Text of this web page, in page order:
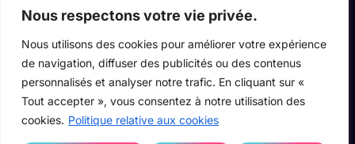
Nous respectons votre vie privée.
Nous utilisons des cookies pour améliorer votre expérience
de navigation, diffuser des publicités ou des contenus
personnalisés et analyser notre trafic. En cliquant sur «
Tout accepter », vous consentez à notre utilisation des
cookies. Politique relative aux cookies
Blog
Notre histoire
Programme Affiliation
Conditions générales d’utilisation
ACCUEIL
Onglets Zone Affilié
Le Blog
Devenir pro